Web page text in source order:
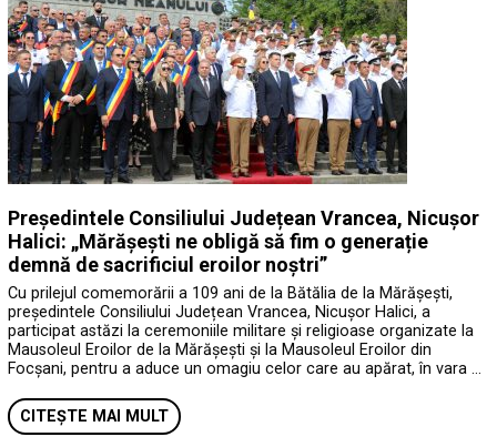
Președintele Consiliului Județean Vrancea, Nicușor
Halici: „Mărășești ne obligă să fim o generație
demnă de sacrificiul eroilor noștri”
Cu prilejul comemorării a 109 ani de la Bătălia de la Mărășești,
președintele Consiliului Județean Vrancea, Nicușor Halici, a
participat astăzi la ceremoniile militare și religioase organizate la
Mausoleul Eroilor de la Mărășești și la Mausoleul Eroilor din
Focșani, pentru a aduce un omagiu celor care au apărat, în vara …
CITEȘTE MAI MULT